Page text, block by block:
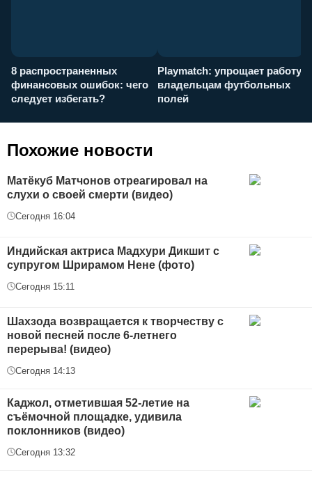
8 распространенных
финансовых ошибок: чего
следует избегать?
Playmatch: упрощает работу
владельцам футбольных
полей
Похожие новости
Матёкуб Матчонов отреагировал на
слухи о своей смерти (видео)
Сегодня 16:04
Индийская актриса Мадхури Дикшит с
супругом Шрирамом Нене (фото)
Сегодня 15:11
Шахзода возвращается к творчеству с
новой песней после 6-летнего
перерыва! (видео)
Сегодня 14:13
Каджол, отметившая 52-летие на
съёмочной площадке, удивила
поклонников (видео)
Сегодня 13:32